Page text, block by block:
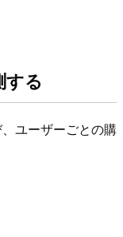
る
ユーザーごとの購